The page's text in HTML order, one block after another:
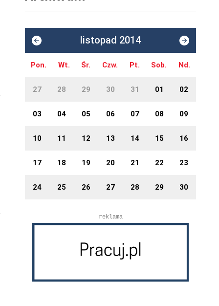
listopad 2014
Pon. Wt. Śr. Czw. Pt. Sob. Nd.
27 28 29 30 31 01 02
03 04 05 06 07 08 09
10 11 12 13 14 15 16
17 18 19 20 21 22 23
24 25 26 27 28 29 30
reklama